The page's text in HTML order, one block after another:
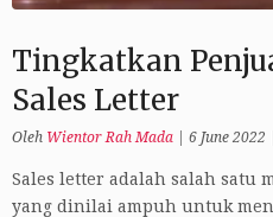
Tingkatkan
Sales Letter
Oleh Wientor Rah Mada 6 June 2022
Sales letter adalah salah satu
yang dinilai ampuh untuk